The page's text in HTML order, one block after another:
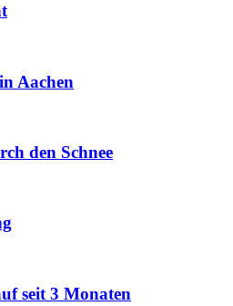
Aachen
den Schnee
seit 3 Monaten